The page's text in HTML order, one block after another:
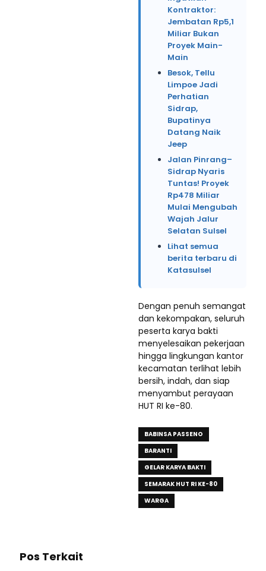
Kontraktor:
Jembatan Rp5,1
Miliar Bukan
Proyek Main-
Main
Besok, Tellu
Limpoe Jadi
Perhatian
Sidrap,
Bupatinya
Datang Naik
Jeep
Jalan Pinrang–
Sidrap Nyaris
Tuntas! Proyek
Rp478 Miliar
Mulai Mengubah
Wajah Jalur
Selatan Sulsel
Lihat semua
berita terbaru di
Katasulsel
Dengan penuh semangat
dan kekompakan, seluruh
peserta karya bakti
menyelesaikan pekerjaan
hingga lingkungan kantor
kecamatan terlihat lebih
bersih, indah, dan siap
menyambut perayaan
HUT RI ke-80.
BABINSA PASSENO
BARANTI
GELAR KARYA BAKTI
SEMARAK HUT RI KE-80
WARGA
Pos Terkait